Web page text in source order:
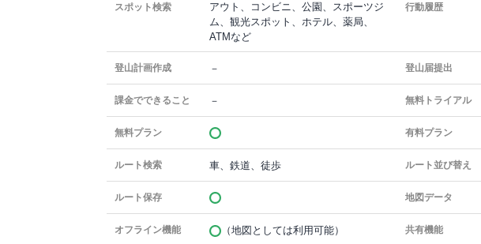
スポット検索
アウト、コンビニ、公園、スポーツジ
ム、観光スポット、ホテル、薬局、
ATMなど
行動履歴
登山計画作成 － 登山届提出
課金でできること － 無料トライアル
無料プラン 有料プラン
ルート検索 車、鉄道、徒歩 ルート並び替え
ルート保存 地図データ
オフライン機能 （地図としては利用可能） 共有機能